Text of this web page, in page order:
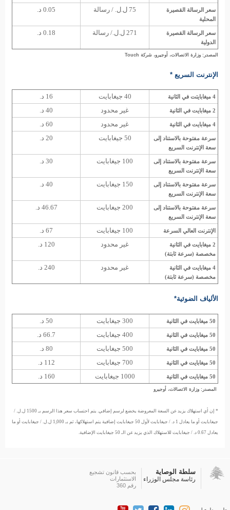
سعر الرسالة القصيرة
المحلية
75 ل.ل. / رسالة 0.05 د.
سعر الرسالة القصيرة
الدولية
271 ل.ل./ رسالة 0.18 د.
المصدر: وزارة الاتصالات، أوجيرو، شركة Touch
الإنترنت السريع *
4 ميغابايتت في الثانية 40 جيغابايت 16 د.
2 ميغابايت في الثانية غير محدود 40 د.
4 ميغابايت في الثانية غير محدود 60 د.
سرعة مفتوحة بالاستناد إلى
سعة الإنترنت السريع
50 جيغابايت 20 د.
سرعة مفتوحة بالاستناد إلى
سعة الإنترنت السريع
100 جيغابايت 30 د.
سرعة مفتوحة بالاستناد إلى
سعة الإنترنت السريع
150 جيغابايت 40 د.
سرعة مفتوحة بالاستناد إلى
سعة الإنترنت السريع
200 جيغابايت 46.67 د.
الإنترنت العالي السرعة 100 جيغابايت 67 د.
2 ميغابايت في الثانية
مخصصة (سرعة ثابتة)
غير محدود 120 د.
4 ميغابايت في الثانية
مخصصة (سرعة ثابتة)
غير محدود 240 د.
الألياف الضوئية*
50 ميغابايت في الثانية 300 جيغابايت 50 د.
50 ميغابايت في الثانية 400 جيغابايت 66.7 د.
50 ميغابايت في الثانية 500 جيغابايت 80 د.
50 ميغابايت في الثانية 700 جيغابايت 112 د.
50 ميغابايت في الثانية 1000 جيغابايت 160 د.
المصدر: وزارة الاتصالات، أوجيرو
* إن أي استهلاك يزيد عن السعة المعروضة يخضع لرسم إضافي. يتم احتساب سعر هذا الرسم بـ 1500 ل.ل. /
جيغابايت أو ما يعادل 1 د. / جيغابايت لأول 50 جيغابايت إضافية يتم استهلاكها، ثم بـ 1,000 ل.ل. / جيغابايت أو ما
يعادل 0.67 د. / جيغابايت للاستهلاك الذي يزيد عن الـ 50 جيغابايت الإضافية.
سلطة الوصاية
رئاسة مجلس الوزراء
بحسب قانون تشجيع
الاستثمارات
رقم 360